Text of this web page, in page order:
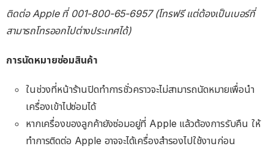
ติดต่อ Apple ที่ 001-800-65-6957 (โทรฟรี แต่ต้องเป็นเบอร์ที่
สามารถโทรออกไปต่างประเทศได้)
การนัดหมายซ่อมสินค้า
ในช่วงที่หน้าร้านปิดทำการชั่วคราวจะไม่สามารถนัดหมายเพื่อนำ
เครื่องเข้าไปซ่อมได้
หากเครื่องของลูกค้ายังซ่อมอยู่ที่ Apple แล้วต้องการรับคืน ให้
ทำการติดต่อ Apple อาจจะได้เครื่องสำรองไปใช้งานก่อน